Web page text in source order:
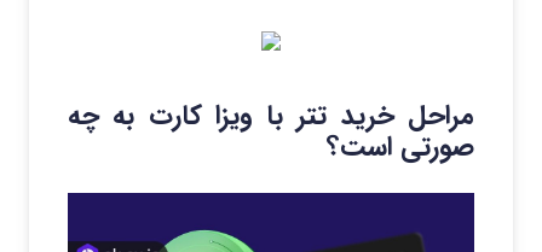
مراحل خرید تتر با ویزا کارت به چه
صورتی است؟